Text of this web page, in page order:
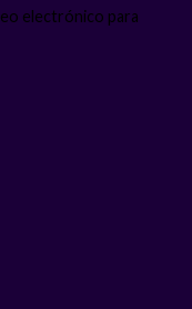
electrónico para